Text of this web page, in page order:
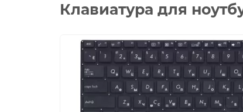
Клавиатура для